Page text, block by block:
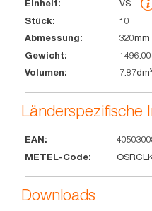
VS
10
7.87dm³
Länderspezifische
EAN
Code
Downloads